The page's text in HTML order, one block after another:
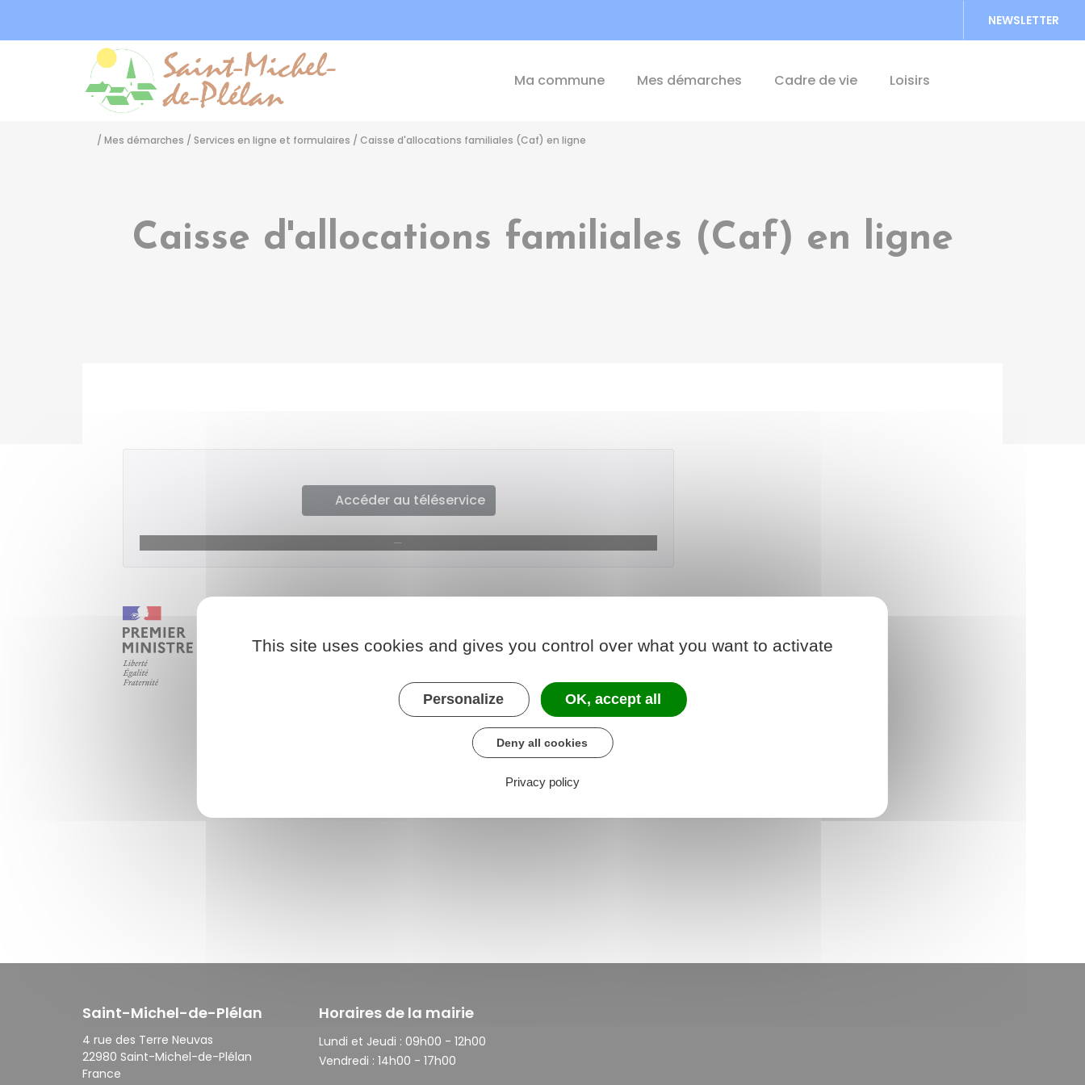
NEWSLETTER
Ma commune Mes démarches Cadre de vie Loisirs
/ Mes démarches / Services en ligne et formulaires / Caisse d'allocations familiales (Caf) en ligne
Caisse d'allocations familiales (Caf) en ligne
Accéder au téléservice
Saint-Michel-de-Plélan
4 rue des Terre Neuvas
22980 Saint-Michel-de-Plélan
France
Horaires de la mairie
Lundi et Jeudi : 09h00 - 12h00
Vendredi : 14h00 - 17h00
This site uses cookies and gives you control over what you want to activate
Personalize OK, accept all
Deny all cookies
Privacy policy